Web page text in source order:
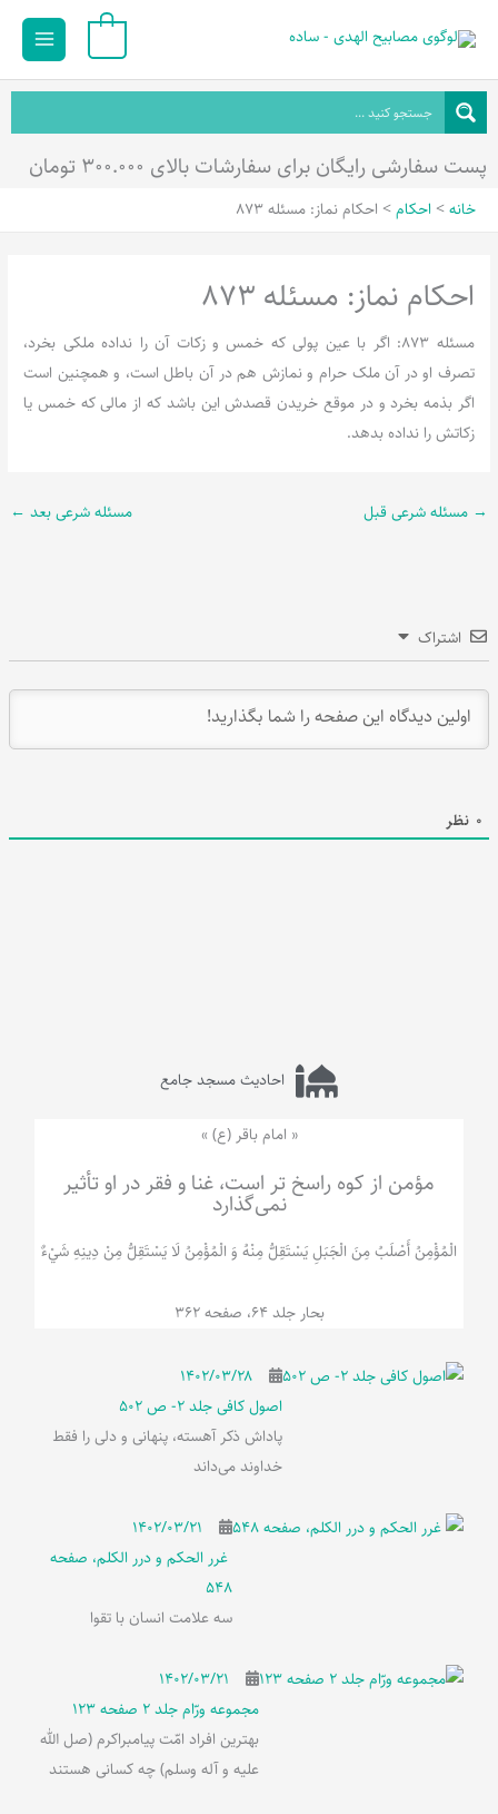
محتوا
Main
پست سفارشی رایگان برای سفارشات بالای ۳۰۰.۰۰۰ تومان
خانه احکام احکام نماز: مسئله 873
احکام نماز: مسئله 873
مسئله 873: اگر با عین پولی که خمس و زکات آن را نداده ملکی بخرد،
تصرف او در آن ملک حرام و نمازش هم در آن باطل است، و همچنین است
اگر بذمه بخرد و در موقع خریدن قصدش این باشد که از مالی که خمس یا
زکاتش را نداده بدهد.
→ مسئله شرعی قبل مسئله شرعی بعد ←
اشتراک
0 نظر
احادیث مسجد جامع
« امام باقر (ع) »
مؤمن از کوه راسخ تر است، غنا و فقر در او تأثیر
نمی‌گذارد
الْمُؤْمِنُ‌ أَصْلَبُ‌ مِنَ‌ الْجَبَلِ‌ یَسْتَقِلُّ مِنْهُ وَ الْمُؤْمِنُ لَا يَسْتَقِلُّ مِنْ دِينِهِ شَيْ‌ءٌ
بحار جلد 64، صفحه 362
۱۴۰۲/۰۳/۲۸
اصول کافی جلد 2- ص 502
پاداش ذکر آهسته، پنهانی و دلی را فقط
خداوند می‌داند
۱۴۰۲/۰۳/۲۱
غرر الحکم و درر الکلم، صفحه
548
سه علامت انسان با تقوا
۱۴۰۲/۰۳/۲۱
مجموعه ورّام جلد 2 صفحه 123
بهترین افراد امّت پیامبراکرم (صل الله
علیه و آله وسلم) چه کسانی هستند